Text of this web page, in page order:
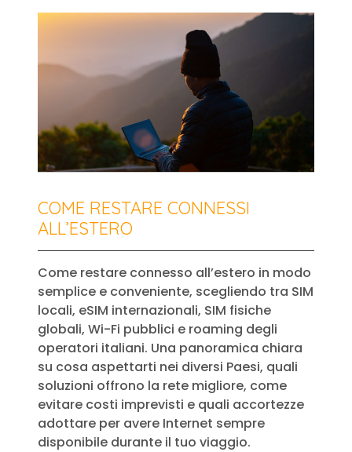
COME RESTARE CONNESSI
ALL’ESTERO
Come restare connesso all’estero in modo
semplice e conveniente, scegliendo tra SIM
locali, eSIM internazionali, SIM fisiche
globali, Wi-Fi pubblici e roaming degli
operatori italiani. Una panoramica chiara
su cosa aspettarti nei diversi Paesi, quali
soluzioni offrono la rete migliore, come
evitare costi imprevisti e quali accortezze
adottare per avere Internet sempre
disponibile durante il tuo viaggio.